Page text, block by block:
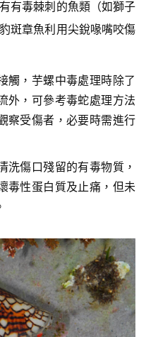
有毒棘刺的魚類（如獅子
斑章魚利用尖銳喙嘴咬傷
觸，芋螺中毒處理時除了
外，可參考毒蛇處理方法
察受傷者，必要時需進行
洗傷口殘留的有毒物質，
毒性蛋白質及止痛，但未